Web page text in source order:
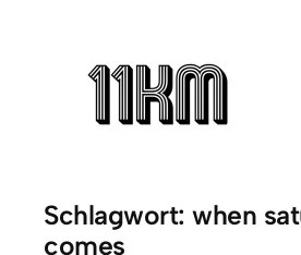
Schlagwort:when
comes